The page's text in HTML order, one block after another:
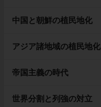
中国と朝鮮の植民地化
アジア諸地域の植民地化
帝国主義の時代
世界分割と列強の対立